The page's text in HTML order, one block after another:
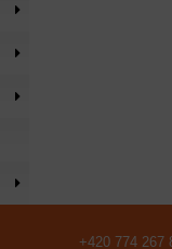
+420 774 267